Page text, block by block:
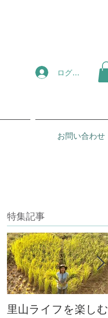
ログイン
お問い合わせ
特集記事
里山ライフを楽しむ